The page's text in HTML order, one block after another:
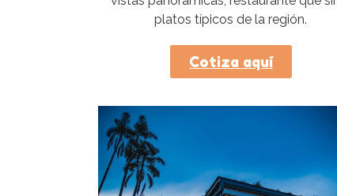
platos típicos de la región.
Cotiza aquí